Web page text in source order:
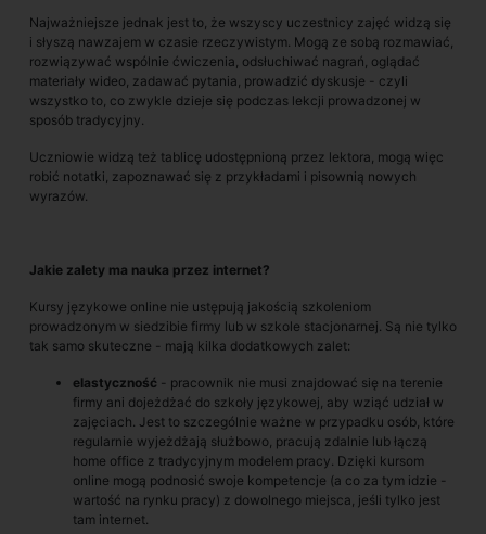
Najważniejsze jednak jest to, że wszyscy uczestnicy zajęć widzą się
i słyszą nawzajem w czasie rzeczywistym. Mogą ze sobą rozmawiać,
rozwiązywać wspólnie ćwiczenia, odsłuchiwać nagrań, oglądać
materiały wideo, zadawać pytania, prowadzić dyskusje - czyli
wszystko to, co zwykle dzieje się podczas lekcji prowadzonej w
sposób tradycyjny.
Uczniowie widzą też tablicę udostępnioną przez lektora, mogą więc
robić notatki, zapoznawać się z przykładami i pisownią nowych
wyrazów.
Jakie zalety ma nauka przez internet?
Kursy językowe online nie ustępują jakością szkoleniom
prowadzonym w siedzibie firmy lub w szkole stacjonarnej. Są nie tylko
tak samo skuteczne - mają kilka dodatkowych zalet:
elastyczność - pracownik nie musi znajdować się na terenie
firmy ani dojeżdżać do szkoły językowej, aby wziąć udział w
zajęciach. Jest to szczególnie ważne w przypadku osób, które
regularnie wyjeżdżają służbowo, pracują zdalnie lub łączą
home office z tradycyjnym modelem pracy. Dzięki kursom
online mogą podnosić swoje kompetencje (a co za tym idzie -
wartość na rynku pracy) z dowolnego miejsca, jeśli tylko jest
tam internet.